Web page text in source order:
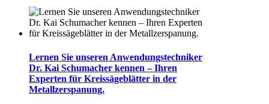
Lernen Sie unseren Anwendungstechniker
Dr. Kai Schumacher kennen – Ihren
Experten für Kreissägeblätter in der
Metallzerspanung.